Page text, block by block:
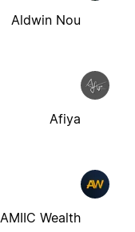
Aldwin Nou
Afiya
AMIIC Wealth